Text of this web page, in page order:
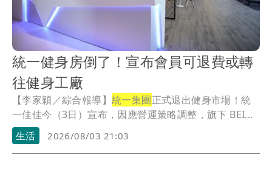
統一健身房倒了！宣布會員可退費或轉
往健身工廠
【李家穎／綜合報導】 統一集團正式退出健身市場！統
一佳佳今（3日）宣布，因應營運策略調整，旗下 BEI...
生活
2026/08/03 21:03